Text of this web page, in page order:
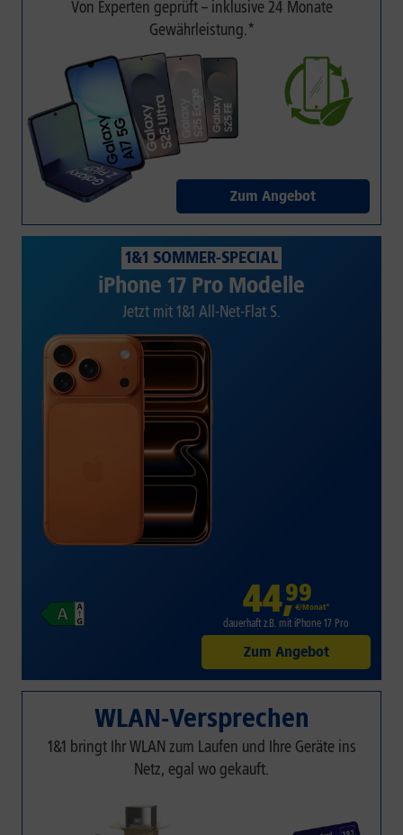
Von Experten geprüft – inklusive 24 Monate
Gewährleistung.*
Zum Angebot
1&1 SOMMER-SPECIAL
iPhone 17 Pro Modelle
Jetzt mit 1&1 All-Net-Flat S.
44,99
€/Monat*
dauerhaft z.B. mit iPhone 17 Pro
Zum Angebot
WLAN-Versprechen
1&1 bringt Ihr WLAN zum Laufen und Ihre Geräte ins
Netz, egal wo gekauft.